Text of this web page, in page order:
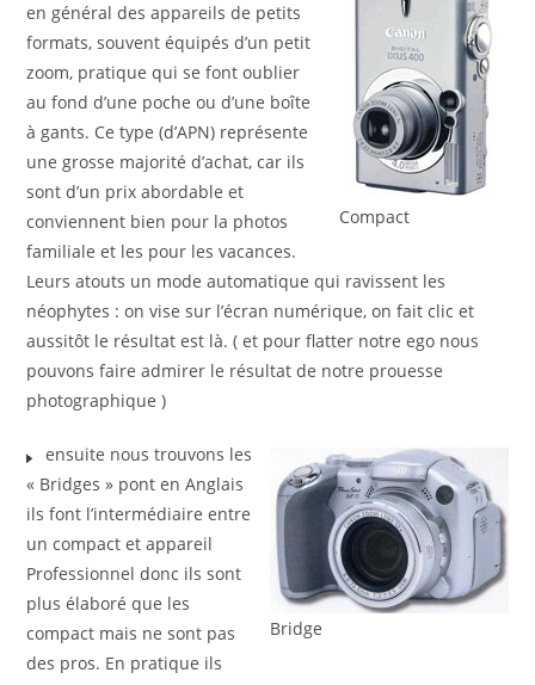
Compact
en général des appareils de petits
formats, souvent équipés d’un petit
zoom, pratique qui se font oublier
au fond d’une poche ou d’une boîte
à gants. Ce type (d’APN) représente
une grosse majorité d’achat, car ils
sont d’un prix abordable et
conviennent bien pour la photos
familiale et les pour les vacances.
Leurs atouts un mode automatique qui ravissent les
néophytes : on vise sur l’écran numérique, on fait clic et
aussitôt le résultat est là. ( et pour flatter notre ego nous
pouvons faire admirer le résultat de notre prouesse
photographique )
Bridge
ensuite nous trouvons les
« Bridges » pont en Anglais
ils font l’intermédiaire entre
un compact et appareil
Professionnel donc ils sont
plus élaboré que les
compact mais ne sont pas
des pros. En pratique ils